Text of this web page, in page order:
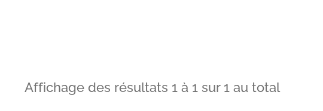
Affichage des résultats 1 à 1 sur 1 au total